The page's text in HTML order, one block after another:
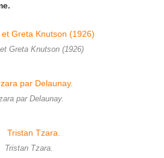
Greta Knutson (1926)
par Delaunay.
Tristan Tzara.